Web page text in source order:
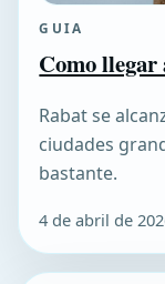
GUIA
Como llegar
Rabat se
ciudades
bastante.
4 de abril de